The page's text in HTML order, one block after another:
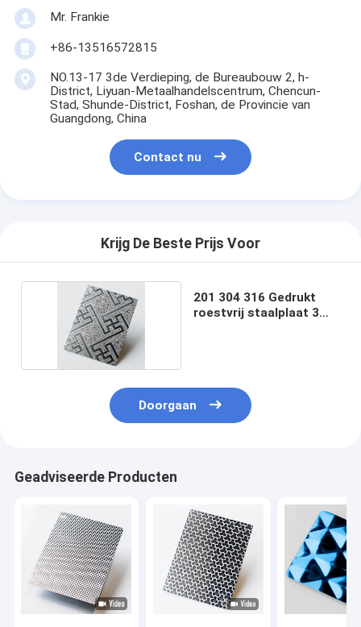
Mr. Frankie
+86-13516572815
NO.13-17 3de Verdieping, de Bureaubouw 2, h-
District, Liyuan-Metaalhandelscentrum, Chencun-
Stad, Shunde-District, Foshan, de Provincie van
Guangdong, China
Contact nu
Krijg De Beste Prijs Voor
201 304 316 Gedrukt
roestvrij staalplaat 3
Doorgaan
Geadviseerde Producten